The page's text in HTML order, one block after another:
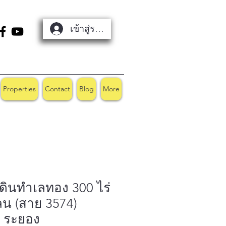
เข้าสู่ระบบ
Properties Contact Blog More
ทำเลทอง 300 ไร่
(สาย 3574)
ะยอง